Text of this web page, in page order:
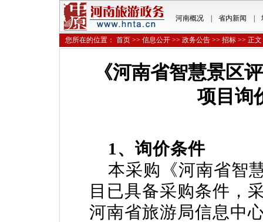
河南概况| 省内新闻
您所在的位置： 首页 >> 信息公开 >> 政务公告 >> 招标 >> 正文
《河南省智慧景区
项目询
1、询价条件
本采购《河南省智
目已具备采购条件，
河南省旅游局信息中